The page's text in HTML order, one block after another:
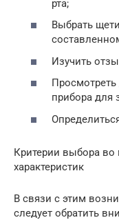
рта;
Выбрать
Изучить
прибора для
Критерии выбора во
характеристик
В связи с этим
следует обратить